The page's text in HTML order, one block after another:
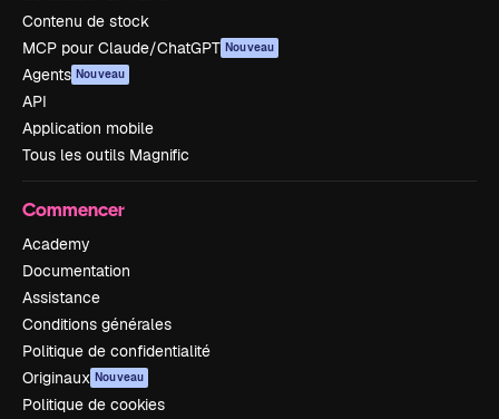
Contenu de stock
MCP pour Claude/ChatGPT Nouveau
Agents Nouveau
API
Application mobile
Tous les outils Magnific
Commencer
Academy
Documentation
Assistance
Conditions générales
Politique de confidentialité
Originaux Nouveau
Politique de cookies